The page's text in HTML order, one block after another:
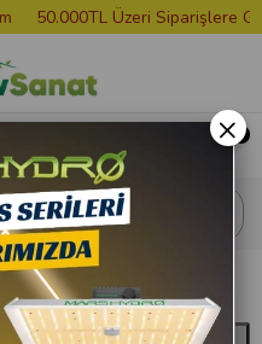
50.000TL Üzeri Siparişlere
Barış Çiçeği Saksısı Nasıl
Ara
×